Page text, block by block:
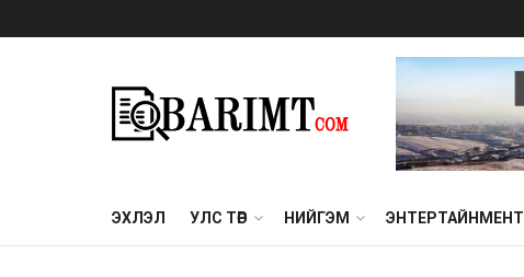
ЭХЛЭЛ УЛС ТӨР НИЙГЭМ ЭНТЕРТАЙНМЕНТ